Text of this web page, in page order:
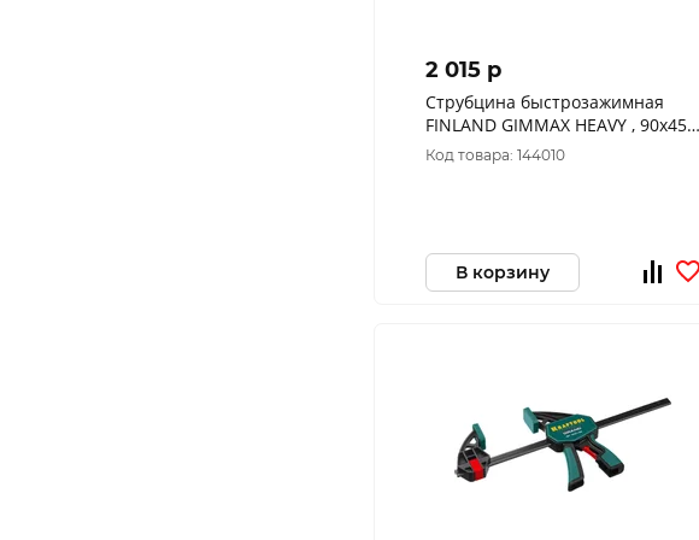
2 015 p
Струбцина быстрозажимная
FINLAND GIMMAX HEAVY , 90х450
мм, 230 кг 2416
Код товара: 144010
В корзину